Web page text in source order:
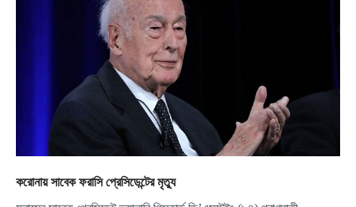
করোনায় সাবেক ফরাসি প্রেসিডেন্টের মৃত্যু